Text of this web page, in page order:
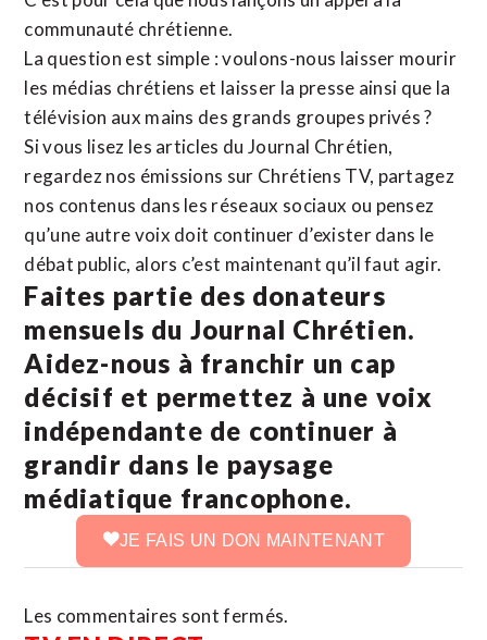
communauté chrétienne.
La question est simple : voulons-nous laisser mourir
les médias chrétiens et laisser la presse ainsi que la
télévision aux mains des grands groupes privés ?
Si vous lisez les articles du Journal Chrétien,
regardez nos émissions sur Chrétiens TV, partagez
nos contenus dans les réseaux sociaux ou pensez
qu’une autre voix doit continuer d’exister dans le
débat public, alors c’est maintenant qu’il faut agir.
Faites partie des donateurs
mensuels du Journal Chrétien.
Aidez-nous à franchir un cap
décisif et permettez à une voix
indépendante de continuer à
grandir dans le paysage
médiatique francophone.
JE FAIS UN DON MAINTENANT
Les commentaires sont fermés.